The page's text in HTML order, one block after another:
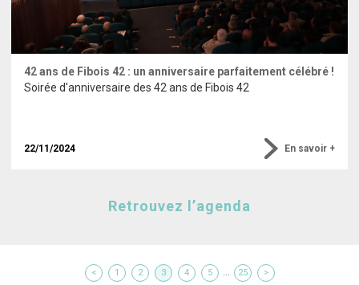
42 ans de Fibois 42 : un anniversaire parfaitement célébré !
Soirée d'anniversaire des 42 ans de Fibois 42
22/11/2024 En savoir +
Retrouvez l’agenda
< 1 2 3 4 5 ... 25 >